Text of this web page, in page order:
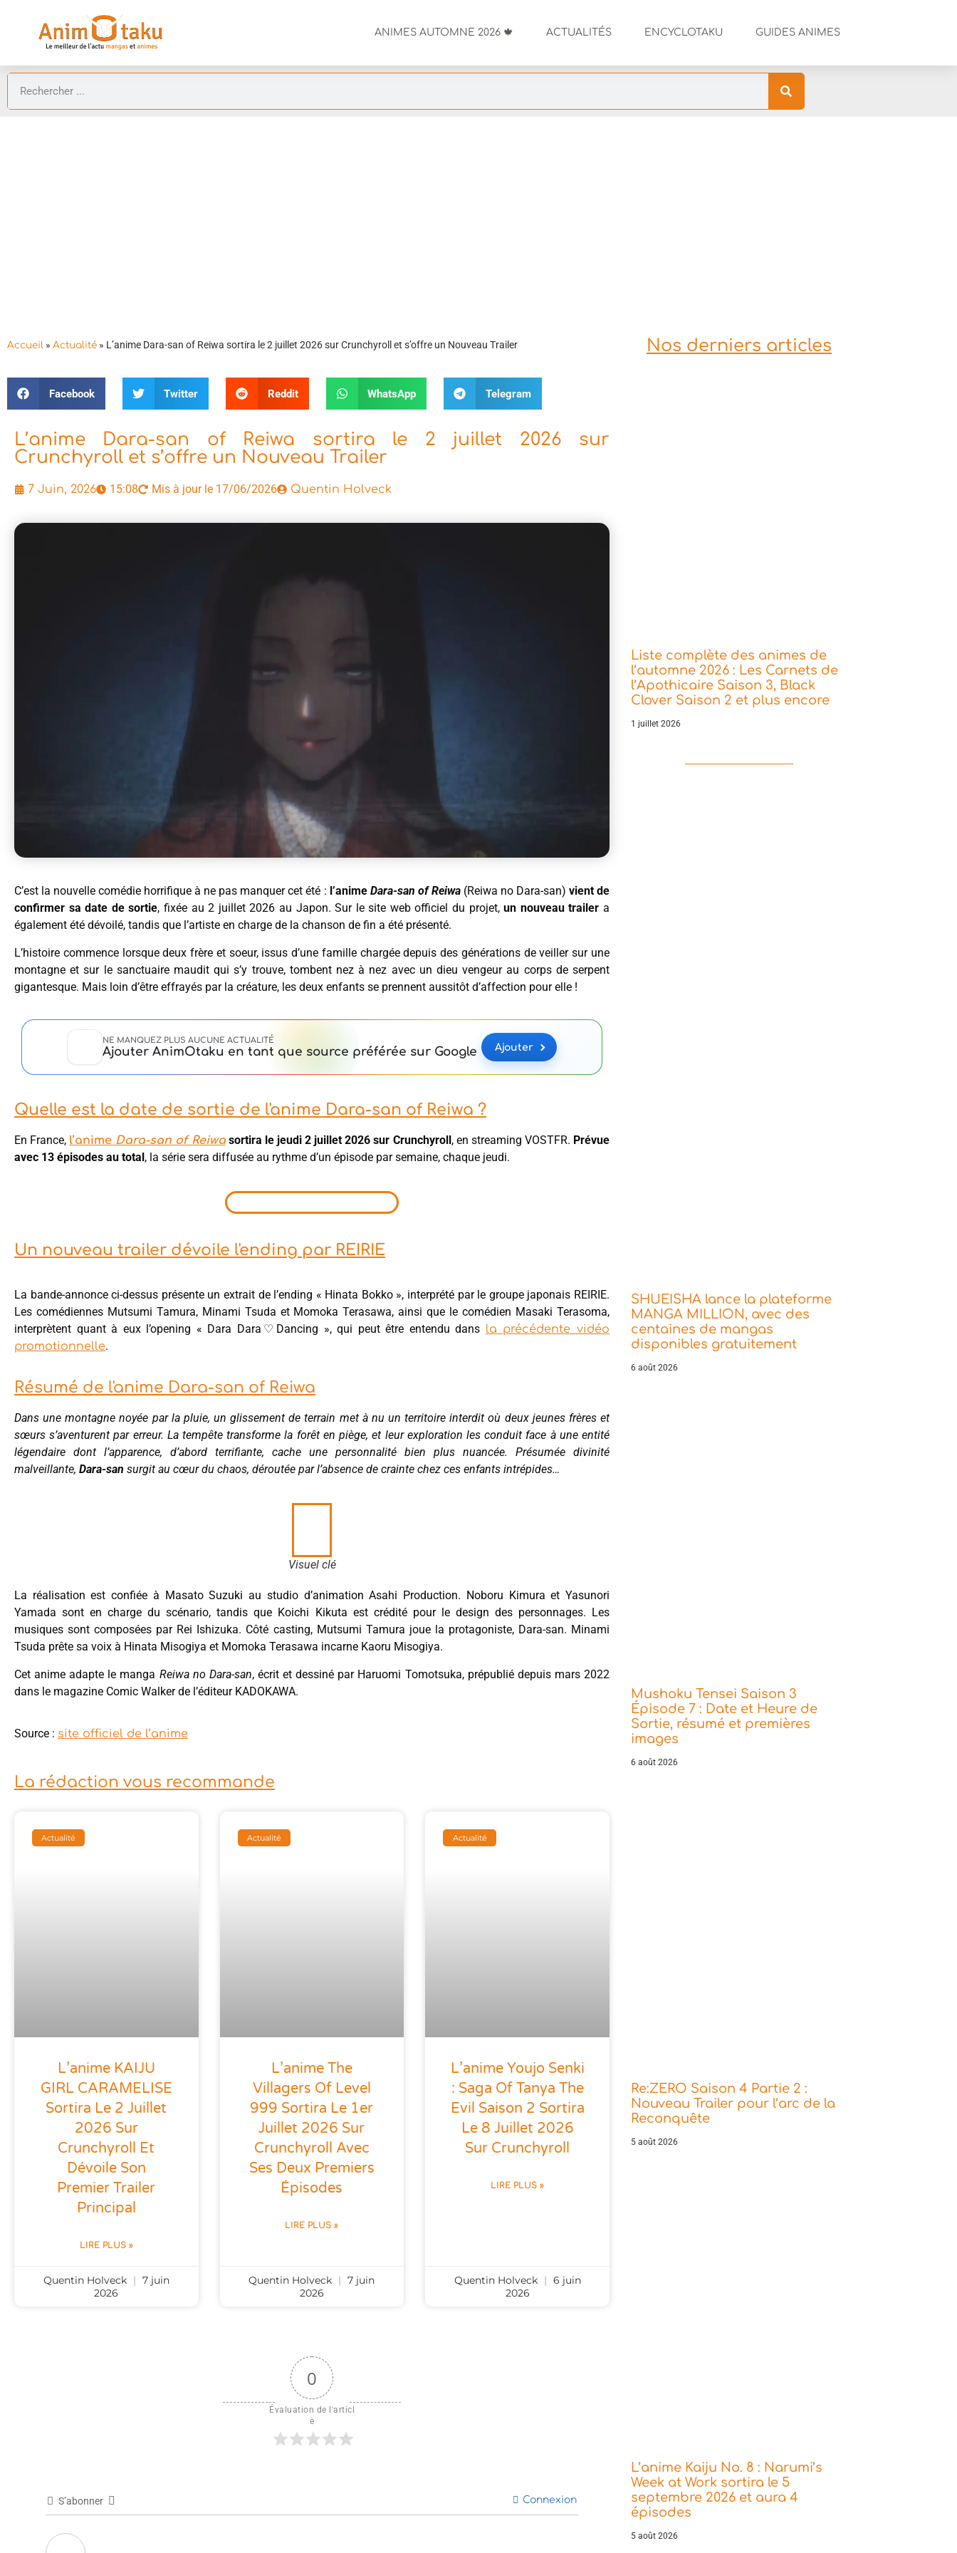
ANIMES AUTOMNE 2026 🍁 ACTUALITÉS ENCYCLOTAKU GUIDES ANIMES
Accueil » Actualité » L’anime Dara-san of Reiwa sortira le 2 juillet 2026 sur Crunchyroll et s’offre un Nouveau Trailer
Facebook Twitter Reddit WhatsApp Telegram
L’anime Dara-san of Reiwa sortira le 2 juillet 2026 sur
Crunchyroll et s’offre un Nouveau Trailer
7 Juin, 2026 15:08 Mis à jour le 17/06/2026 Quentin Holveck
C’est la nouvelle comédie horrifique à ne pas manquer cet été : l’anime Dara-san of Reiwa(Reiwa no Dara-san) vient de
confirmer sa date de sortie, fixée au 2 juillet 2026 au Japon. Sur le site web officiel du projet,un nouveau trailer a
également été dévoilé, tandis que l’artiste en charge de la chanson de fin a été présenté.
L’histoire commence lorsque deux frère et soeur, issus d’une famille chargée depuis des générations de veiller sur une
montagne et sur le sanctuaire maudit qui s’y trouve, tombent nez à nez avec un dieu vengeur au corps de serpent
gigantesque. Mais loin d’être effrayés par la créature, les deux enfants se prennent aussitôt d’affection pour elle !
NE MANQUEZ PLUS AUCUNE ACTUALITÉ
Ajouter AnimOtaku en tant que source préférée sur Google Ajouter
Quelle est la date de sortie de l'anime Dara-san of Reiwa ?
En France, l’anime Dara-san of Reiwasortira le jeudi 2 juillet 2026 sur Crunchyroll , en streaming VOSTFR. Prévue
avec 13 épisodes au total , la série sera diffusée au rythme d’un épisode par semaine, chaque jeudi.
Un nouveau trailer dévoile l'ending par REIRIE
La bande-annonce ci-dessus présente un extrait de l’ending « Hinata Bokko », interprété par le groupe japonais REIRIE.
Les comédiennes Mutsumi Tamura, Minami Tsuda et Momoka Terasawa, ainsi que le comédien Masaki Terasoma,
interprètent quant à eux l’opening « Dara Dara♡Dancing », qui peut être entendu dans la précédente vidéo
promotionnelle.
Résumé de l'anime Dara-san of Reiwa
Dans une montagne noyée par la pluie, un glissement de terrain met à nu un territoire interdit où deux jeunes frères et
sœurs s’aventurent par erreur. La tempête transforme la forêt en piège, et leur exploration les conduit face à une entité
légendaire dont l’apparence, d’abord terrifiante, cache une personnalité bien plus nuancée. Présumée divinité
malveillante, Dara-san surgit au cœur du chaos, déroutée par l’absence de crainte chez ces enfants intrépides…
Visuel clé
La réalisation est confiée à Masato Suzuki au studio d’animation Asahi Production. Noboru Kimura et Yasunori
Yamada sont en charge du scénario, tandis que Koichi Kikuta est crédité pour le design des personnages. Les
musiques sont composées par Rei Ishizuka. Côté casting, Mutsumi Tamura joue la protagoniste, Dara-san. Minami
Tsuda prête sa voix à Hinata Misogiya et Momoka Terasawa incarne Kaoru Misogiya.
Cet anime adapte le manga Reiwa no Dara-san, écrit et dessiné par Haruomi Tomotsuka, prépublié depuis mars 2022
dans le magazine Comic Walker de l’éditeur KADOKAWA.
Source : site officiel de l’anime
La rédaction vous recommande
Actualité
L’anime KAIJU
GIRL CARAMELISE
Sortira Le 2 Juillet
2026 Sur
Crunchyroll Et
Dévoile Son
Premier Trailer
Principal
LIRE PLUS »
Quentin Holveck
7 juin
2026
Actualité
L’anime The
Villagers Of Level
999 Sortira Le 1er
Juillet 2026 Sur
Crunchyroll Avec
Ses Deux Premiers
Épisodes
LIRE PLUS »
Quentin Holveck
7 juin
2026
Actualité
L’anime Youjo Senki
: Saga Of Tanya The
Evil Saison 2 Sortira
Le 8 Juillet 2026
Sur Crunchyroll
LIRE PLUS »
Quentin Holveck
6 juin
2026
0
Évaluation de l'articl
e
S’abonner Connexion
Nos derniers articles
Liste complète des animes de
l’automne 2026 : Les Carnets de
l’Apothicaire Saison 3, Black
Clover Saison 2 et plus encore
1 juillet 2026
SHUEISHA lance la plateforme
MANGA MILLION, avec des
centaines de mangas
disponibles gratuitement
6 août 2026
Mushoku Tensei Saison 3
Épisode 7 : Date et Heure de
Sortie, résumé et premières
images
6 août 2026
Re:ZERO Saison 4 Partie 2 :
Nouveau Trailer pour l’arc de la
Reconquête
5 août 2026
L’anime Kaiju No. 8 : Narumi’s
Week at Work sortira le 5
septembre 2026 et aura 4
épisodes
5 août 2026